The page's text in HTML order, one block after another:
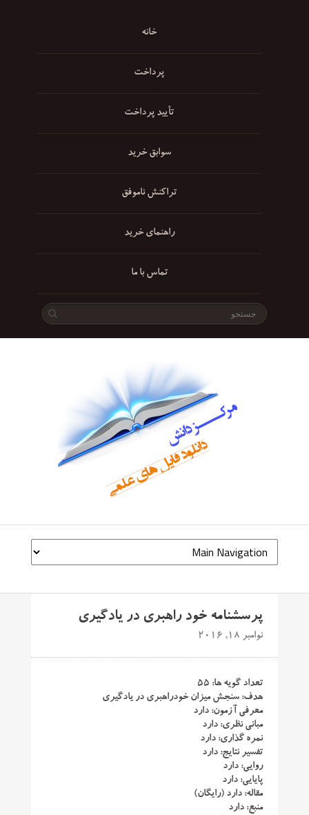
خانه
پرداخت
تأیید پرداخت
سوابق خرید
تراکنش ناموفق
راهنمای خرید
تماس با ما
پرسشنامه خود راهبری در یادگیری
نوامبر 18, 2016
تعداد گویه ها: ۵۵
هدف: سنجش میزان خودراهبری در یادگیری
معرفی آزمون: دارد
مبانی نظری: دارد
نمره گذاری: دارد
تفسیر نتایج: دارد
روایی: دارد
پایایی: دارد
مقاله: دارد (رایگان)
منبع: دارد